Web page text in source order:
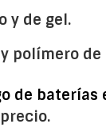
y de gel.
polímero de
de baterías